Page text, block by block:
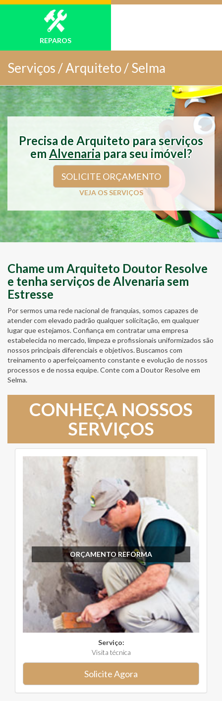
REPAROS
Serviços /Arquiteto / Selma
Precisa de Arquiteto para serviços
em Alvenaria para seu imóvel?
SOLICITE ORÇAMENTO
VEJA OS SERVIÇOS
Chame um Arquiteto Doutor Resolve
e tenha serviços de Alvenaria sem
Estresse
Por sermos uma rede nacional de franquias, somos capazes de
atender com elevado padrão qualquer solicitação, em qualquer
lugar que estejamos. Confiança em contratar uma empresa
estabelecida no mercado, limpeza e profissionais uniformizados são
nossos principais diferenciais e objetivos. Buscamos com
treinamento o aperfeiçoamento constante e evolução de nossos
processos e de nossa equipe. Conte com a Doutor Resolve em
Selma.
CONHEÇA NOSSOS
SERVIÇOS
ORÇAMENTO REFORMA
Serviço:
Visita técnica
Solicite Agora